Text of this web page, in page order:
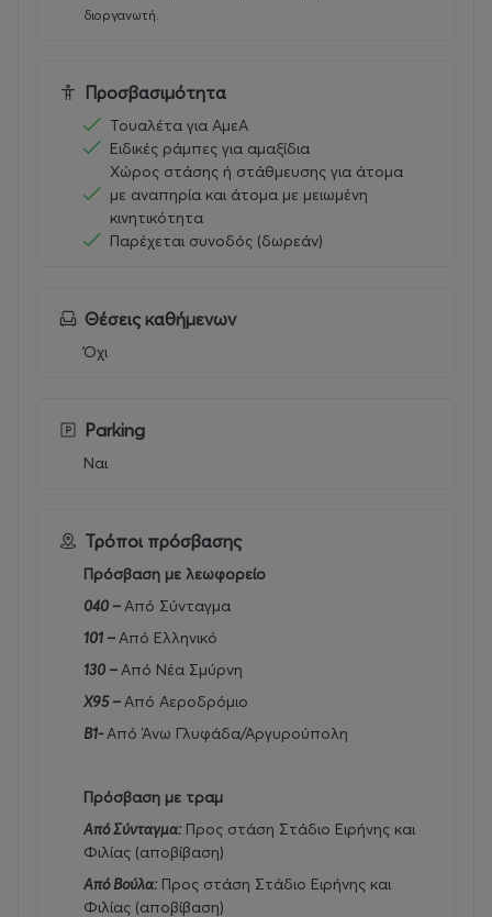
διοργανωτή.
Προσβασιμότητα
Τουαλέτα για ΑμεΑ
Ειδικές ράμπες για αμαξίδια
Χώρος στάσης ή στάθμευσης για άτομα
με αναπηρία και άτομα με μειωμένη
κινητικότητα
Παρέχεται συνοδός (δωρεάν)
Θέσεις καθήμενων
Όχι
Parking
Ναι
Τρόποι πρόσβασης
Πρόσβαση με λεωφορείο
040 –Από Σύνταγμα
101 –Από Ελληνικό
130 –Από Νέα Σμύρνη
Χ95 –Από Αεροδρόμιο
Β1-Από Άνω Γλυφάδα/Αργυρούπολη
Πρόσβαση με τραμ
Από Σύνταγμα:Προς στάση Στάδιο Ειρήνης και
Φιλίας (αποβίβαση)
Από Βούλα:Προς στάση Στάδιο Ειρήνης και
Φιλίας (αποβίβαση)